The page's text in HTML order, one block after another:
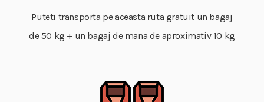
Puteti transporta pe aceasta ruta gratuit un bagaj
de 50 kg + un bagaj de mana de aproximativ 10 kg